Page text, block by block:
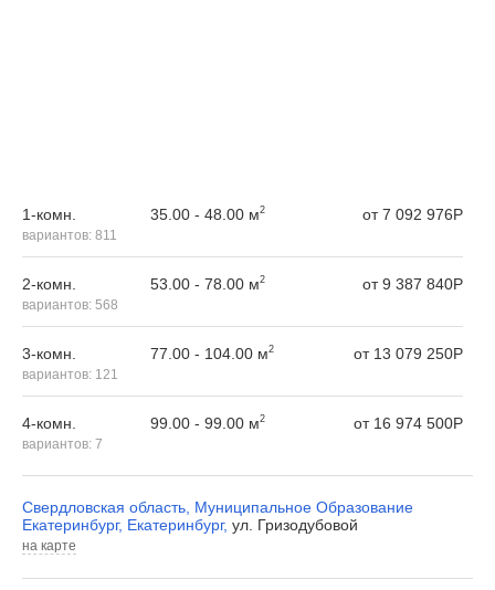
1-комн.
вариантов: 811
35.00 - 48.00 м2 от7 092 976Р
2-комн.
вариантов: 568
53.00 - 78.00 м2 от9 387 840Р
3-комн.
вариантов: 121
77.00 - 104.00 м2 от 13 079 250Р
4-комн.
вариантов: 7
99.00 - 99.00 м2 от 16 974 500Р
Свердловская область Муниципальное Образование
Екатеринбург, Екатеринбург, ул. Гризодубовой
на карте